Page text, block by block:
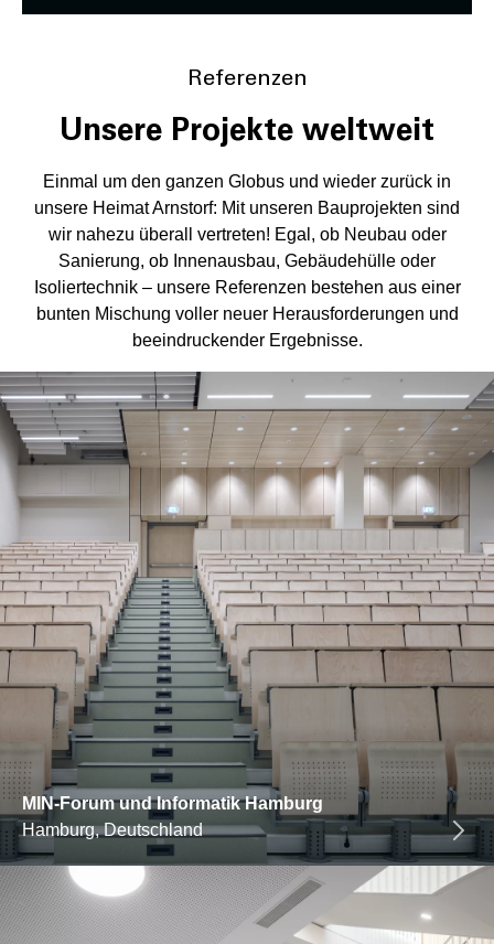
Referenzen
Unsere Projekte weltweit
Einmal um den ganzen Globus und wieder zurück in
unsere Heimat Arnstorf: Mit unseren Bauprojekten sind
wir nahezu überall vertreten! Egal, ob Neubau oder
Sanierung, ob Innenausbau, Gebäudehülle oder
Isoliertechnik – unsere Referenzen bestehen aus einer
bunten Mischung voller neuer Herausforderungen und
beeindruckender Ergebnisse.
MIN-Forum und Informatik Hamburg
Hamburg, Deutschland